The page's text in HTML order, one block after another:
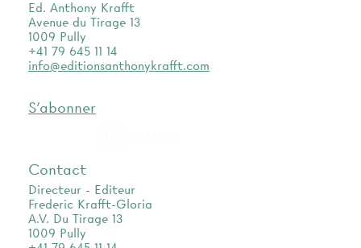
Ed. Anthony Krafft
Avenue du Tirage 13
1009 Pully
+41 79 645 11 14
info@editionsanthonykrafft.com
S'abonner
Contact
Directeur - Editeur
Frederic Krafft-Gloria
A.V. Du Tirage 13
1009 Pully